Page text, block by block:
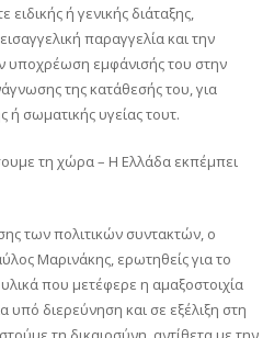
ή γενικής διάταξης,
παραγγελία και την
υποχρέωση εμφάνισής του στην
της κατάθεσής του, για
ή σωματικής υγείας τουτ.
τη χώρα – Η Ελλάδα εκπέμπει
των πολιτικών συντακτών, ο
Μαρινάκης, ερωτηθείς για το
που μετέφερε η αμαξοστοιχία
υπό διερεύνηση και σε εξέλιξη στη